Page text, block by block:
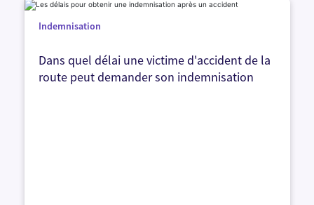
Indemnisation
Dans quel délai une victime d'accident de la
route peut demander son indemnisation